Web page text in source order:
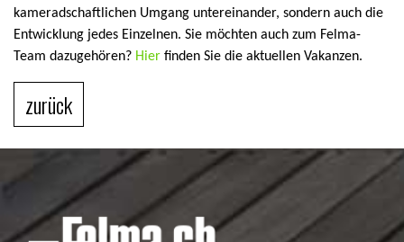
kameradschaftlichen Umgang untereinander, sondern auch die
Entwicklung jedes Einzelnen. Sie möchten auch zum Felma-
Team dazugehören? Hier finden Sie die aktuellen Vakanzen.
zurück